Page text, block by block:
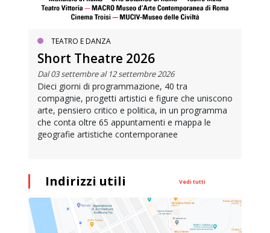
TEATRO E DANZA
Short Theatre 2026
Dal 03 settembre al 12 settembre 2026
Dieci giorni di programmazione, 40 tra
compagnie, progetti artistici e figure che uniscono
arte, pensiero critico e politica, in un programma
che conta oltre 65 appuntamenti e mappa le
geografie artistiche contemporanee
Indirizzi utili Vedi tutti